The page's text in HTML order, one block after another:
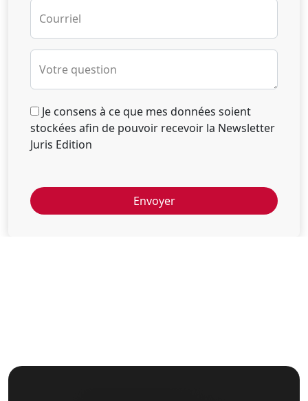
Courriel
Votre question
Je consens à ce que mes données soient
stockées afin de pouvoir recevoir la Newsletter
Juris Edition